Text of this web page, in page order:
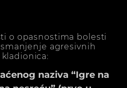
o opasnostima bolesti
agresivnih
naziva “Igre na